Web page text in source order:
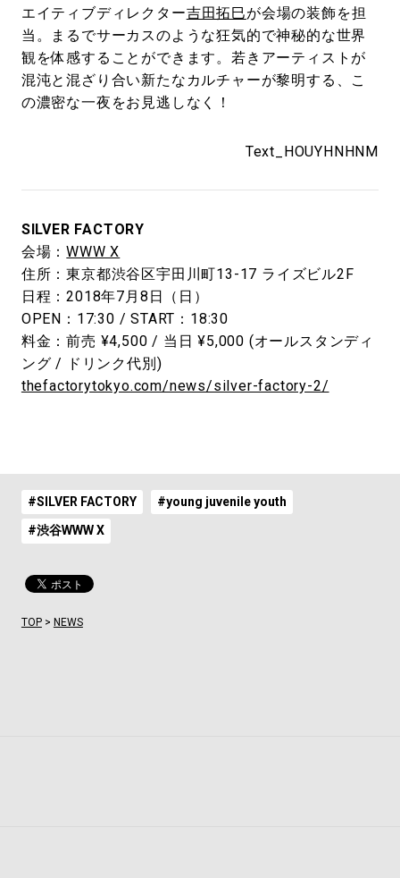
エイティブディレクター吉田拓巳が会場の装飾を担
当。まるでサーカスのような狂気的で神秘的な世界
観を体感することができます。若きアーティストが
混沌と混ざり合い新たなカルチャーが黎明する、こ
の濃密な一夜をお見逃しなく！
Text_HOUYHNHNM
SILVER FACTORY
会場：WWW X
住所：東京都渋谷区宇田川町13-17 ライズビル2F
日程：2018年7月8日（日）
OPEN：17:30 / START：18:30
料金：前売 ¥4,500 / 当日 ¥5,000 (オールスタンディ
ング / ドリンク代別)
thefactorytokyo.com/news/silver-factory-2/
#SILVER FACTORY #young juvenile youth
#渋谷WWW X
TOP> NEWS